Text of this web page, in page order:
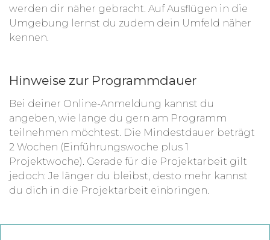
werden dir näher gebracht. Auf Ausflügen in die
Umgebung lernst du zudem dein Umfeld näher
kennen.
Hinweise zur Programmdauer
Bei deiner Online-Anmeldung kannst du
angeben, wie lange du gern am Programm
teilnehmen möchtest. Die Mindestdauer beträgt
2 Wochen (Einführungswoche plus 1
Projektwoche). Gerade für die Projektarbeit gilt
jedoch: Je länger du bleibst, desto mehr kannst
du dich in die Projektarbeit einbringen.